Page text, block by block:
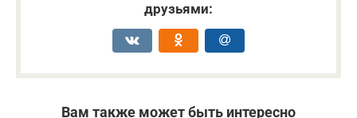
друзьями:
Вам также может быть интересно